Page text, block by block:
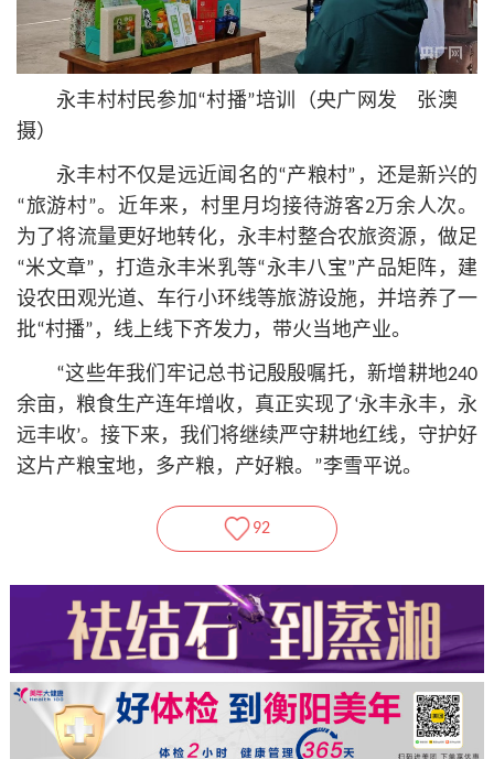
永丰村村民参加“村播”培训（央广网发 张澳
摄）
永丰村不仅是远近闻名的“产粮村”，还是新兴的
“旅游村”。近年来，村里月均接待游客2万余人次。
为了将流量更好地转化，永丰村整合农旅资源，做足
“米文章”，打造永丰米乳等“永丰八宝”产品矩阵，建
设农田观光道、车行小环线等旅游设施，并培养了一
批“村播”，线上线下齐发力，带火当地产业。
“这些年我们牢记总书记殷殷嘱托，新增耕地240
余亩，粮食生产连年增收，真正实现了‘永丰永丰，永
远丰收’。接下来，我们将继续严守耕地红线，守护好
这片产粮宝地，多产粮，产好粮。”李雪平说。
92